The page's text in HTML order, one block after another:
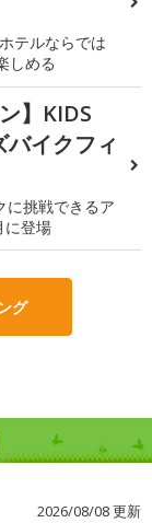
テルならでは
しめる
】KIDS
バイクフィ
に挑戦できるア
に登場
グ
2026/08/08 更新